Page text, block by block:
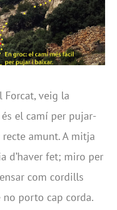
Forcat, veig la
el camí per pujar-
amunt. A mitja
d’haver fet; miro per
com cordills
porto cap corda.